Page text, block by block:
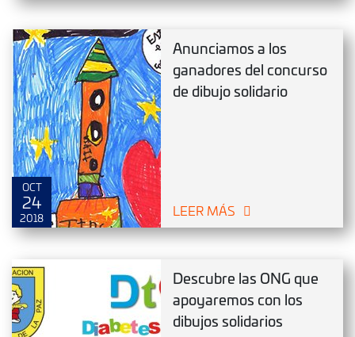
OCT
24
2018
Anunciamos a los
ganadores del concurso
de dibujo solidario
LEER MÁS
Descubre las ONG que
apoyaremos con los
dibujos solidarios